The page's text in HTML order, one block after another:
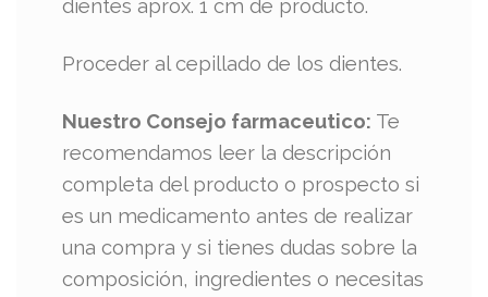
dientes aprox. 1 cm de producto.
Proceder al cepillado de los dientes.
Nuestro Consejo farmaceutico: Te
recomendamos leer la descripción
completa del producto o prospecto si
es un medicamento antes de realizar
una compra y si tienes dudas sobre la
composición, ingredientes o necesitas